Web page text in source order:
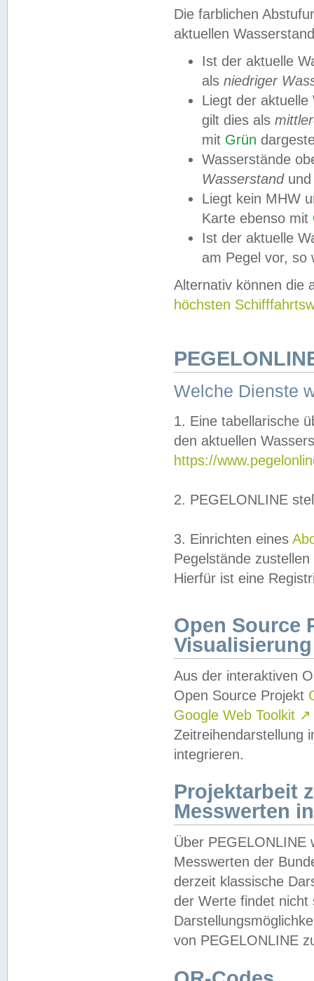
Die farblichen
aktuellen
Ist der aktuelle
als niedriger
Liegt der
gilt dies als
mit Grün
Wasserstände
Wasserstandund
Liegt kein MHW
Karte ebenso mit
Ist der aktuelle
am Pegel vor,
Alternativ können die
höchsten
Welche Dienste
1. Eine tabellarische
den aktuellen
https://
2. PEGELONLINE
3. Einrichten eines
Pegelstände
Hierfür ist eine
Open Source
Visualisierung
Aus der interaktiven
Open Source Projekt
Google Web Toolkit ↗
Zeitreihendarstellung
integrieren.
Projektarbeit
Messwerten
Über PEGELONLINE
Messwerten der
derzeit klassische
der Werte findet
von PEGELONLINE